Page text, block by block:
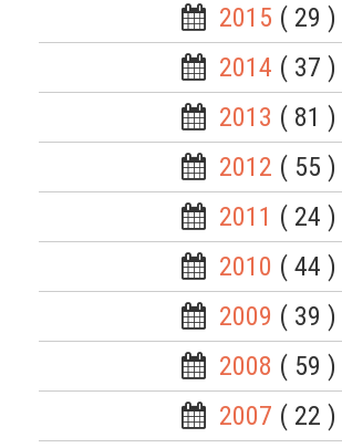
2015 ( 29 )
2014 ( 37 )
2013 ( 81 )
2012 ( 55 )
2011 ( 24 )
2010 ( 44 )
2009 ( 39 )
2008 ( 59 )
2007 ( 22 )